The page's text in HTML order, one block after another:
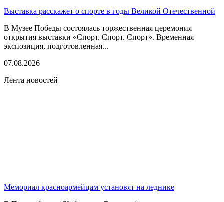
Выставка расскажет о спорте в годы Великой Отечественной
В Музее Победы состоялась торжественная церемония
открытия выставки «Спорт. Спорт. Спорт». Временная
экспозиция, подготовленная...
07.08.2026
Лента новостей
Мемориал красноармейцам установят на леднике